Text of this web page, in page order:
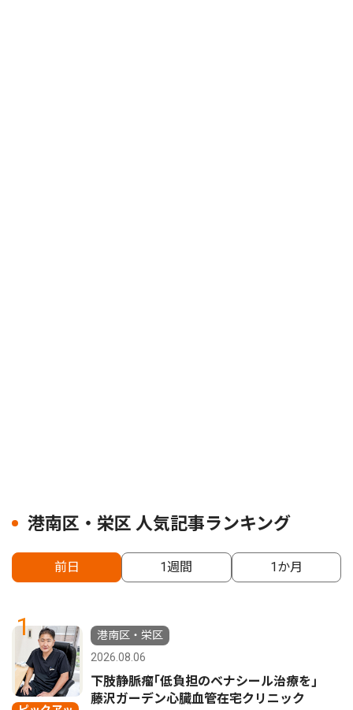
港南区・栄区 人気記事ランキング
前日 1週間 1か月
1
港南区・栄区
2026.08.06
下肢静脈瘤｢低負担のベナシール治療を｣
藤沢ガーデン心臓血管在宅クリニック